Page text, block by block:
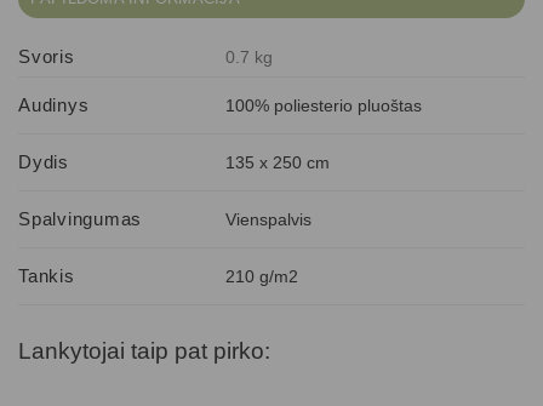
Svoris 0.7 kg
Audinys 100% poliesterio pluoštas
Dydis 135 x 250 cm
Spalvingumas Vienspalvis
Tankis 210 g/m2
Lankytojai taip pat pirko: